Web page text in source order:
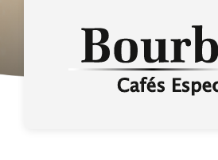
Nossas marcas